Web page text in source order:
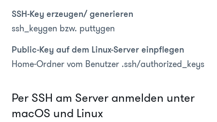
SSH-Key erzeugen/ generieren
ssh_keygen bzw. puttygen
Public-Key auf dem Linux-Server einpflegen
Home-Ordner vom Benutzer .ssh/authorized_keys
Per SSH am Server anmelden unter
macOS und Linux